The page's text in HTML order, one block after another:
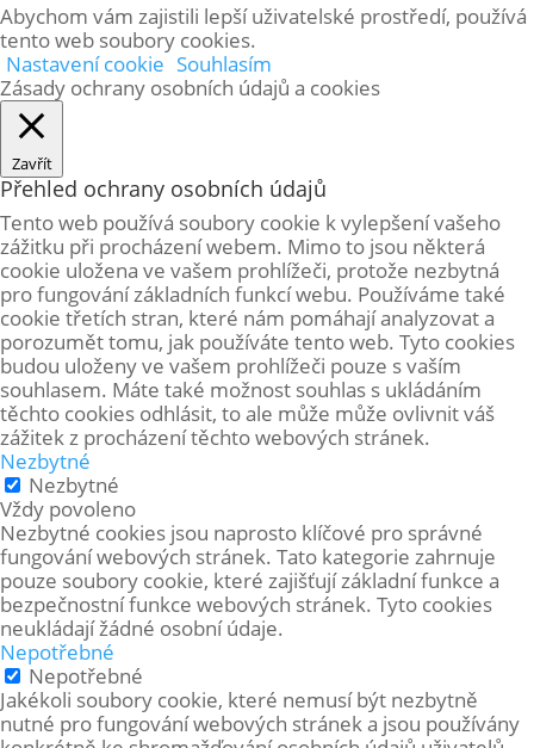
Abychom vám zajistili lepší uživatelské prostředí, používá
tento web soubory cookies.
Nastavení cookie Souhlasím
Zásady ochrany osobních údajů a cookies
Zavřít
Přehled ochrany osobních údajů
Tento web používá soubory cookie k vylepšení vašeho
zážitku při procházení webem. Mimo to jsou některá
cookie uložena ve vašem prohlížeči, protože nezbytná
pro fungování základních funkcí webu. Používáme také
cookie třetích stran, které nám pomáhají analyzovat a
porozumět tomu, jak používáte tento web. Tyto cookies
budou uloženy ve vašem prohlížeči pouze s vaším
souhlasem. Máte také možnost souhlas s ukládáním
těchto cookies odhlásit, to ale může může ovlivnit váš
zážitek z procházení těchto webových stránek.
Nezbytné
Nezbytné
Vždy povoleno
Nezbytné cookies jsou naprosto klíčové pro správné
fungování webových stránek. Tato kategorie zahrnuje
pouze soubory cookie, které zajišťují základní funkce a
bezpečnostní funkce webových stránek. Tyto cookies
neukládají žádné osobní údaje.
Nepotřebné
Nepotřebné
Jakékoli soubory cookie, které nemusí být nezbytně
nutné pro fungování webových stránek a jsou používány